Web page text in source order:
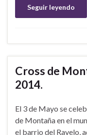
Seguir leyendo
Cross de
2014.
El 3 de Mayo se
de Montaña en el
el barrio del Ravelo,